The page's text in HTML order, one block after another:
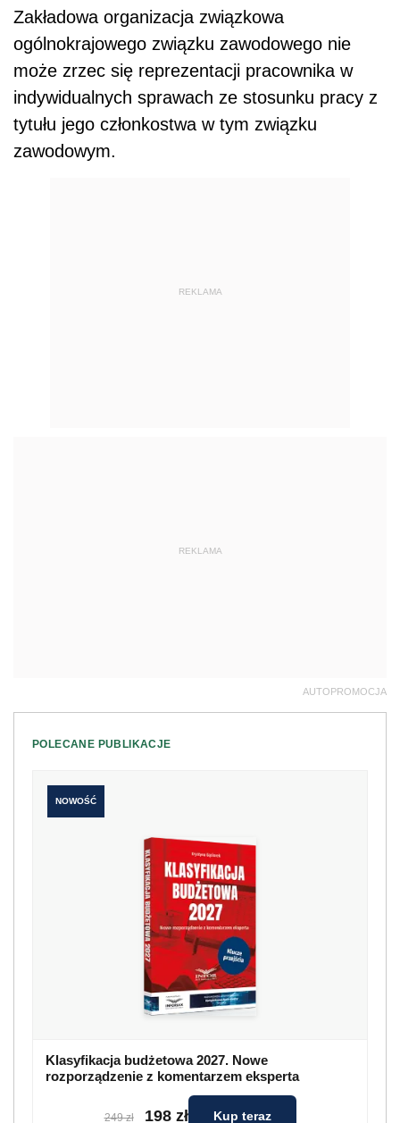
Zakładowa organizacja związkowa
ogólnokrajowego związku zawodowego nie
może zrzec się reprezentacji pracownika w
indywidualnych sprawach ze stosunku pracy z
tytułu jego członkostwa w tym związku
zawodowym.
REKLAMA
REKLAMA
AUTOPROMOCJA
POLECANE PUBLIKACJE
NOWOŚĆ
Klasyfikacja budżetowa 2027. Nowe
rozporządzenie z komentarzem eksperta
249 zł 198 zł Kup teraz